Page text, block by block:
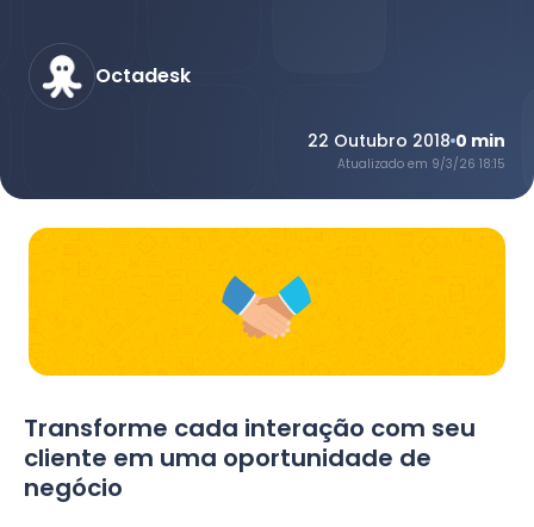
Octadesk
22 Outubro 2018 0 min
Atualizado em 9/3/26 18:15
Transforme cada interação com seu
cliente em uma oportunidade de
negócio